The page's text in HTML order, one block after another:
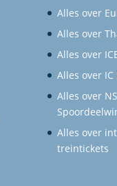
Alles over
Alles over
Alles over
Alles over
Alles over NS
Alles over
treintickets